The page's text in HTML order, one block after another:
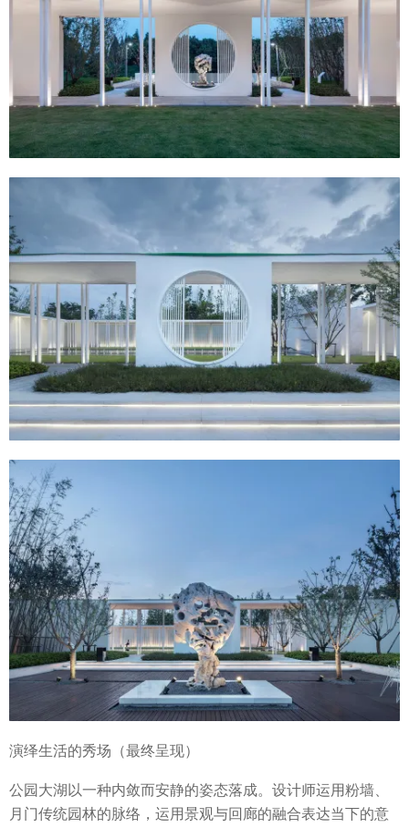
演绎生活的秀场（最终呈现）
公园大湖以一种内敛而安静的姿态落成。设计师运用粉墙、
月门传统园林的脉络，运用景观与回廊的融合表达当下的意